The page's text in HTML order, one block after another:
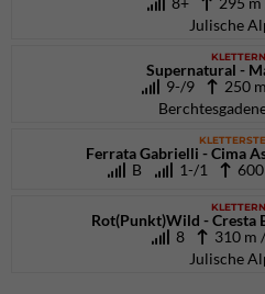
Julische
KLETTERN
Supernatural -
9-/9
250
Ferrata Gabrielli - Cima
B
1-/1
KLETTERN
Rot(Punkt)Wild - Cresta
8
310 m
Julische